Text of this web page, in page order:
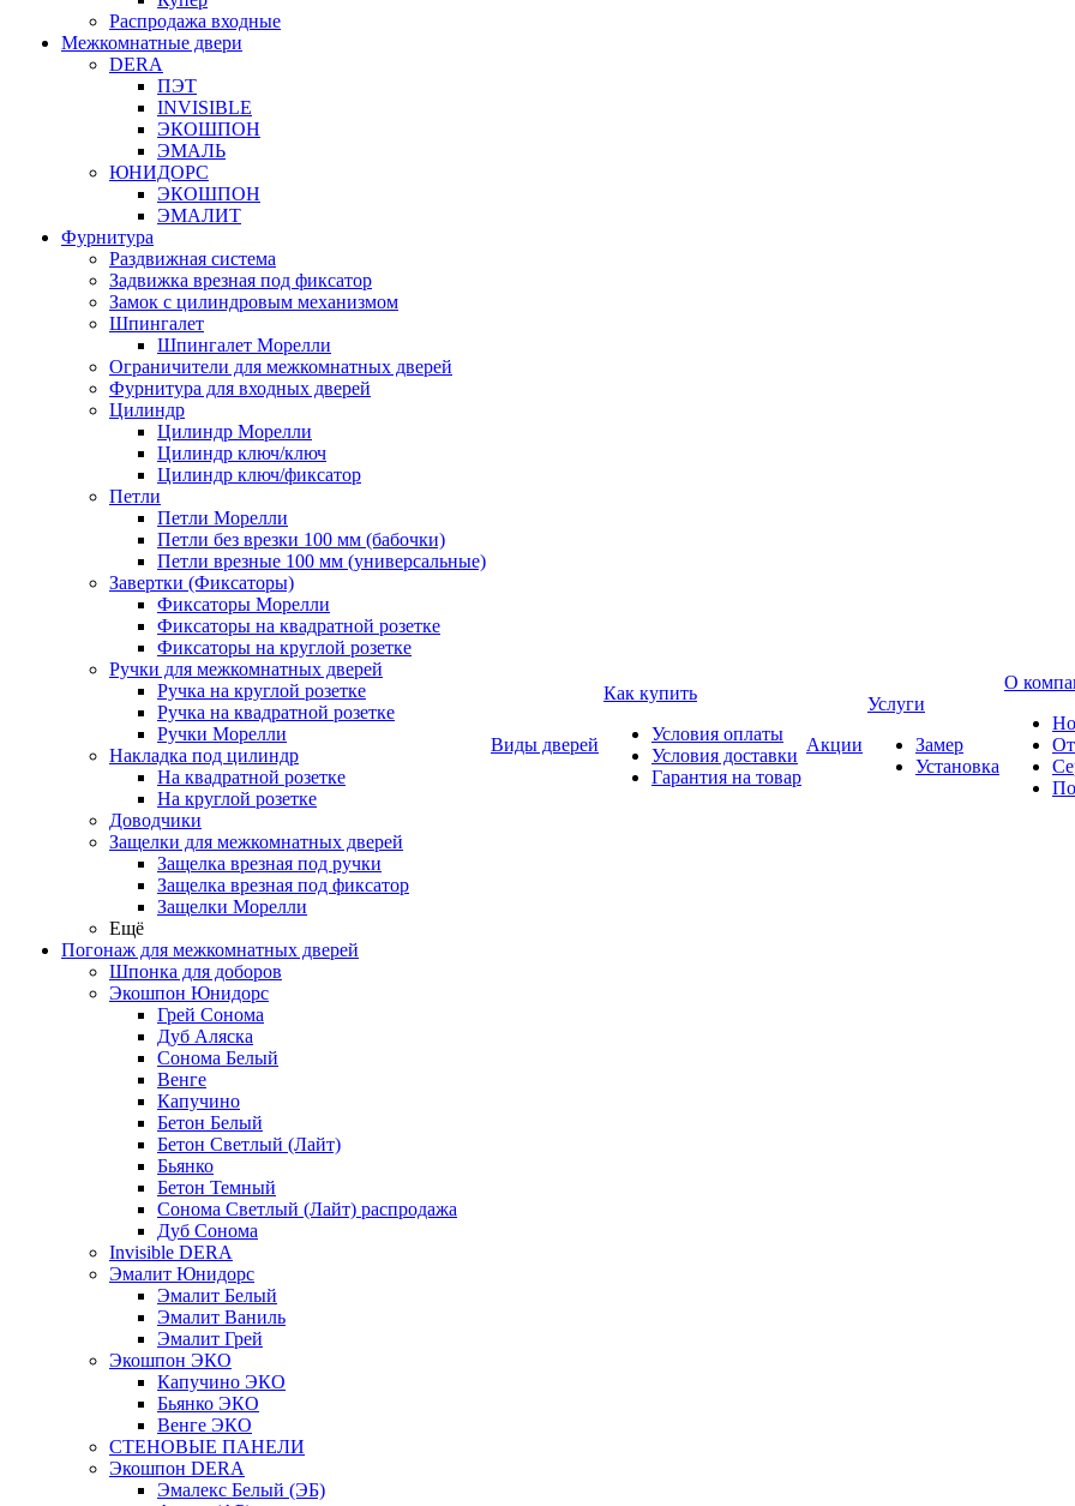
Распродажа входные
Межкомнатные двери
DERA
ПЭТ
INVISIBLE
ЭКОШПОН
ЭМАЛЬ
ЮНИДОРС
ЭКОШПОН
ЭМАЛИТ
Фурнитура
Раздвижная система
Задвижка врезная под фиксатор
Замок с цилиндровым механизмом
Шпингалет
Шпингалет Морелли
Ограничители для межкомнатных дверей
Фурнитура для входных дверей
Цилиндр
Цилиндр Морелли
Цилиндр ключ/ключ
Цилиндр ключ/фиксатор
Петли
Петли Морелли
Петли без врезки 100 мм (бабочки)
Петли врезные 100 мм (универсальные)
Завертки (Фиксаторы)
Фиксаторы Морелли
Фиксаторы на квадратной розетке
Фиксаторы на круглой розетке
Ручки для межкомнатных дверей
Ручка на круглой розетке
Ручка на квадратной розетке
Ручки Морелли
Накладка под цилиндр
На квадратной розетке
На круглой розетке
Доводчики
Защелки для межкомнатных дверей
Защелка врезная под ручки
Защелка врезная под фиксатор
Защелки Морелли
Ещё
Погонаж для межкомнатных дверей
Шпонка для доборов
Экошпон Юнидорс
Грей Сонома
Дуб Аляска
Сонома Белый
Венге
Капучино
Бетон Белый
Бетон Светлый (Лайт)
Бьянко
Бетон Темный
Сонома Светлый (Лайт) распродажа
Дуб Сонома
Invisible DERA
Эмалит Юнидорс
Эмалит Белый
Эмалит Ваниль
Эмалит Грей
Экошпон ЭКО
Капучино ЭКО
Бьянко ЭКО
Венге ЭКО
СТЕНОВЫЕ ПАНЕЛИ
Экошпон DERA
Эмалекс Белый (ЭБ)
Виды дверей
Как купить
Условия оплаты
Условия доставки
Гарантия на товар
Акции
Услуги
Замер
Установка
О